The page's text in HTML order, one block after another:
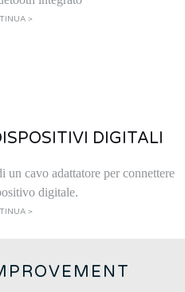
>
DIGITALI
cavo adattatore per connettere
digitale.
>